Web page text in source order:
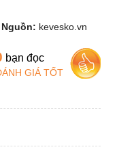
Nguồn: kevesko.vn
bạn đọc
GIÁ TỐT